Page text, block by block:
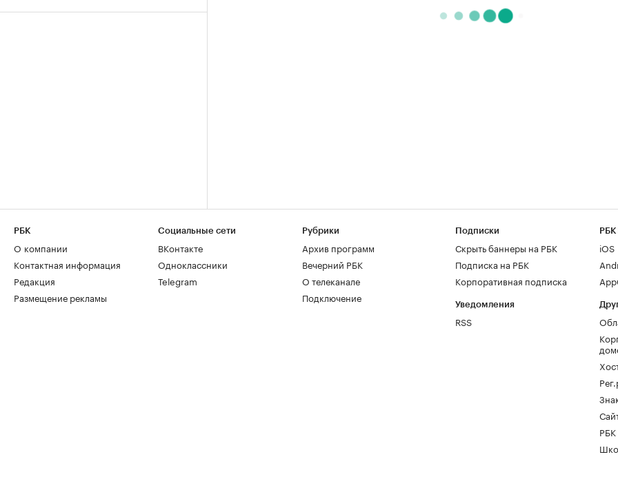
РБК
О компании
Контактная информация
Редакция
Размещение рекламы
Социальные сети
ВКонтакте
Одноклассники
Telegram
Рубрики
Архив программ
Вечерний РБК
О телеканале
Подключение
Подписки
Скрыть баннеры на РБК
Подписка на РБК
Корпоративная подписка
Уведомления
RSS
РБК
iOS